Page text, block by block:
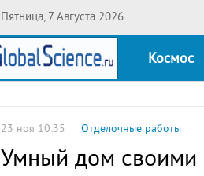
Пятница, 7 Августа 2026
Космос
23 ноя 10:35 Отделочные работы
Умный дом своими